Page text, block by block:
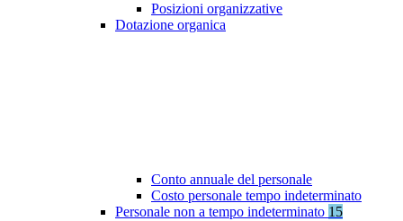
Posizioni organizzative
Dotazione organica
Conto annuale del personale
Costo personale tempo indeterminato
Personale non a tempo indeterminato 15